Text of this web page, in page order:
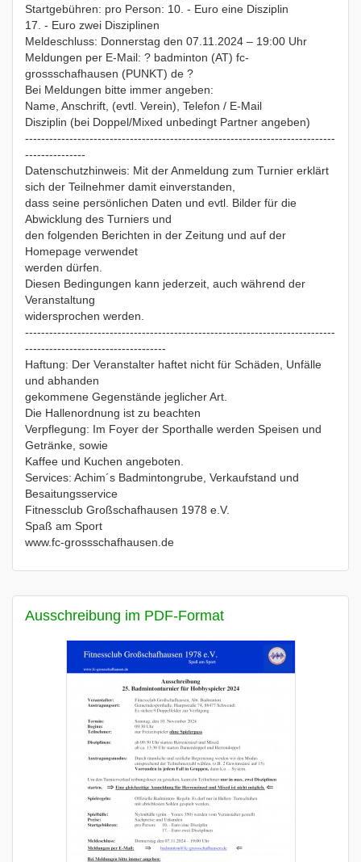
Startgebühren: pro Person: 10. - Euro eine Disziplin
17. - Euro zwei Disziplinen
Meldeschluss: Donnerstag den 07.11.2024 – 19:00 Uhr
Meldungen per E-Mail: ? badminton (AT) fc-
grossschafhausen (PUNKT) de ?
Bei Meldungen bitte immer angeben:
Name, Anschrift, (evtl. Verein), Telefon / E-Mail
Disziplin (bei Doppel/Mixed unbedingt Partner angeben)
-----------------------------------------------------------------------------
---------------
Datenschutzhinweis: Mit der Anmeldung zum Turnier erklärt
sich der Teilnehmer damit einverstanden,
dass seine persönlichen Daten und evtl. Bilder für die
Abwicklung des Turniers und
den folgenden Berichten in der Zeitung und auf der
Homepage verwendet
werden dürfen.
Diesen Bedingungen kann jederzeit, auch während der
Veranstaltung
widersprochen werden.
-----------------------------------------------------------------------------
-----------------------------------
Haftung: Der Veranstalter haftet nicht für Schäden, Unfälle
und abhanden
gekommene Gegenstände jeglicher Art.
Die Hallenordnung ist zu beachten
Verpflegung: Im Foyer der Sporthalle werden Speisen und
Getränke, sowie
Kaffee und Kuchen angeboten.
Services: Achim´s Badmintongrube, Verkaufstand und
Besaitungsservice
Fitnessclub Großschafhausen 1978 e.V.
Spaß am Sport
www.fc-grossschafhausen.de
Ausschreibung im PDF-Format